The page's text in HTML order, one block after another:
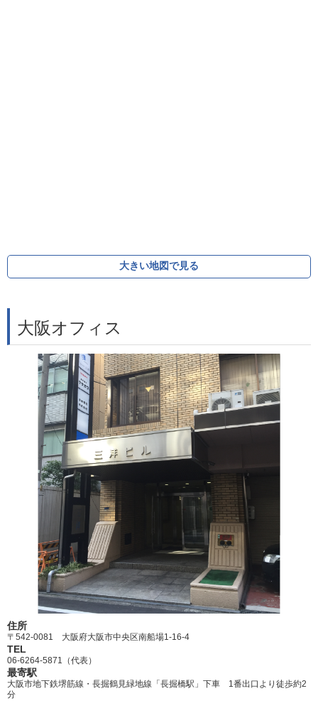
大きい地図で見る
大阪オフィス
住所
〒542-0081 大阪府大阪市中央区南船場1-16-4
TEL
06-6264-5871（代表）
最寄駅
大阪市地下鉄堺筋線・長掘鶴見緑地線「長掘橋駅」下車 1番出口より徒歩約2
分